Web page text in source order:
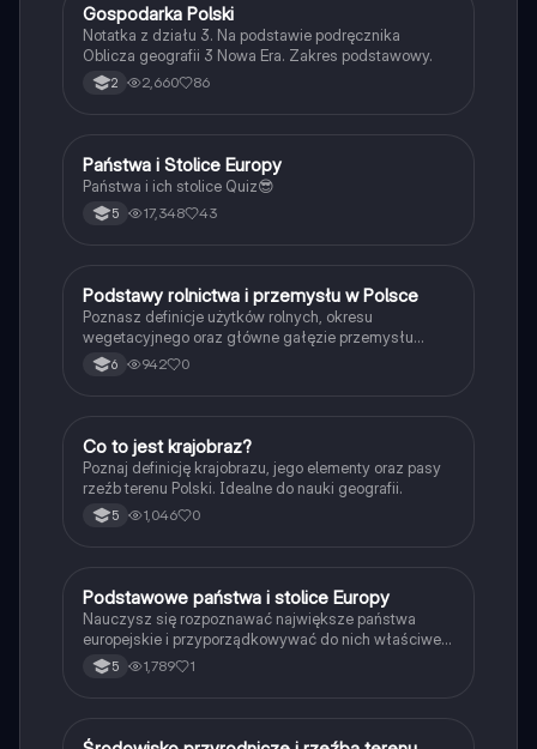
Geografia
Gospodarka Polski
Notatka z działu 3. Na podstawie podręcznika
Oblicza geografii 3 Nowa Era. Zakres podstawowy.
2 2,660 86
PGeografia
Państwa i Stolice Europy
Państwa i ich stolice Quiz😎
5 17,348 43
PGeografia
Podstawy rolnictwa i przemysłu w Polsce
Poznasz definicje użytków rolnych, okresu
wegetacyjnego oraz główne gałęzie przemysłu
wydobywczego i przetwórczego w naszym kraju.
6 942 0
CGeografia
Co to jest krajobraz?
Poznaj definicję krajobrazu, jego elementy oraz pasy
rzeźb terenu Polski. Idealne do nauki geografii.
5 1,046 0
PGeografia
Podstawowe państwa i stolice Europy
Nauczysz się rozpoznawać największe państwa
europejskie i przyporządkowywać do nich właściwe
stolice na mapie politycznej.
5 1,789 1